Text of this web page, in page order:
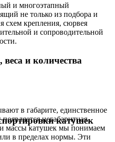
и многоэтапный
не только из подбора и
схем крепления, сюрвея
и сопроводительной
и количества
в габарите, единственное
негабаритная
массы катушек мы понимаем
в пределах нормы. Эти
катушек